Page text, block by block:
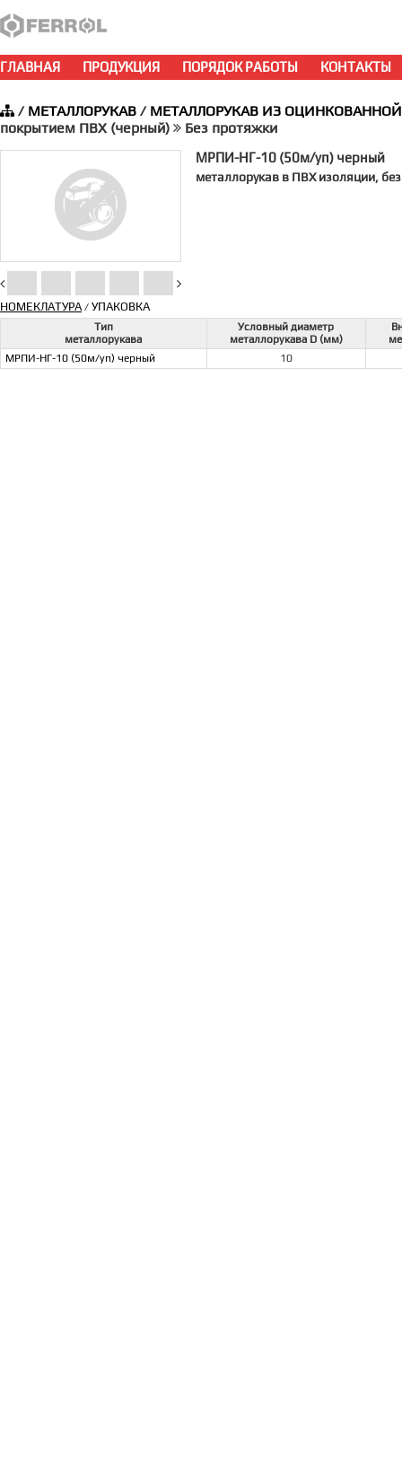
ГЛАВНАЯ ПРОДУКЦИЯ ПОРЯДОК РАБОТЫ КОНТАКТЫ
/ МЕТАЛЛОРУКАВ / МЕТАЛЛОРУКАВ ИЗ
покрытием ПВХ (черный)
Без протяжки
МРПИ-НГ-10 (50м/уп) черный
металлорукав в ПВХ изоляции,
НОМЕКЛАТУРА/ УПАКОВКА
Тип
металлорукава
Условный диаметр
металлорукава D (мм)
МРПИ-НГ-10 (50м/уп) черный
10